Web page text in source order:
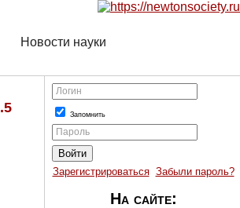
Новости науки
Логин
Запомнить
Пароль
Зарегистрироваться Забыли пароль?
На сайте: